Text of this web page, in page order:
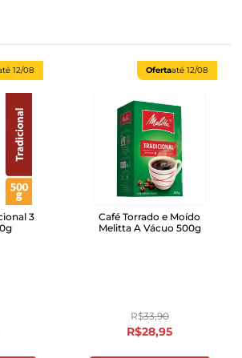
12/08
3
Ofertaaté 12/08
Café Torrado e Moído
Melitta A Vácuo 500g
R$33,90
R$28,95